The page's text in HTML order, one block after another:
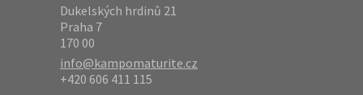
Dukelských hrdinů 21
Praha 7
170 00
info@kampomaturite.cz
+420 606 411 115